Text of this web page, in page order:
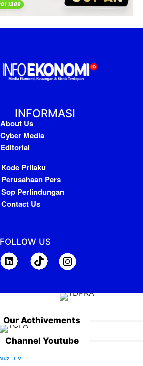
INFORMASI
About Us
Cyber Media
Editorial
Kode Prilaku
Perusahaan Pers
Sop Perlindungan
Contact Us
FOLLOW US
Our Acthivements
Channel Youtube